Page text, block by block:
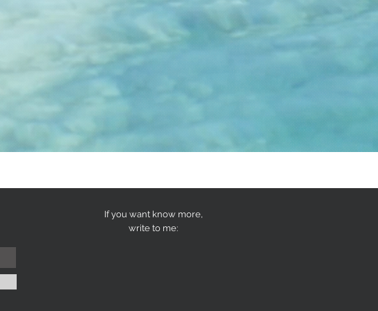
If you want know more,
write to me: